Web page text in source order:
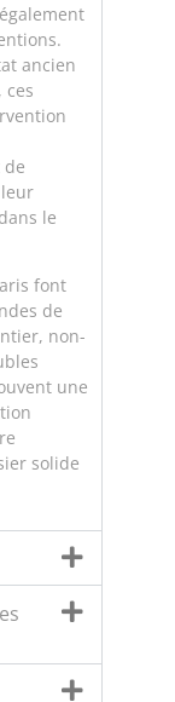
ancien
ces
le
font
de
non-
une
solide